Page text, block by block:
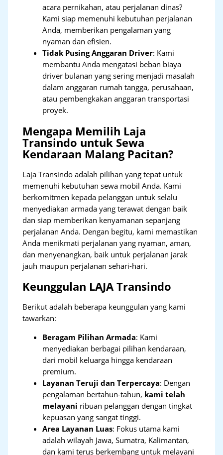
acara pernikahan, atau perjalanan dinas?
Kami siap memenuhi kebutuhan perjalanan
Anda, memberikan pengalaman yang
nyaman dan efisien.
Tidak Pusing Anggaran Driver: Kami
membantu Anda mengatasi beban biaya
driver bulanan yang sering menjadi masalah
dalam anggaran rumah tangga, perusahaan,
atau pembengkakan anggaran transportasi
proyek.
Mengapa Memilih Laja
Transindo untuk Sewa
Kendaraan Malang Pacitan?
Laja Transindo adalah pilihan yang tepat untuk
memenuhi kebutuhan sewa mobil Anda. Kami
berkomitmen kepada pelanggan untuk selalu
menyediakan armada yang terawat dengan baik
dan siap memberikan kenyamanan sepanjang
perjalanan Anda. Dengan begitu, kami memastikan
Anda menikmati perjalanan yang nyaman, aman,
dan menyenangkan, baik untuk perjalanan jarak
jauh maupun perjalanan sehari-hari.
Keunggulan LAJA Transindo
Berikut adalah beberapa keunggulan yang kami
tawarkan:
Beragam Pilihan Armada: Kami
menyediakan berbagai pilihan kendaraan,
dari mobil keluarga hingga kendaraan
premium.
Layanan Teruji dan Terpercaya: Dengan
pengalaman bertahun-tahun, kami telah
melayani ribuan pelanggan dengan tingkat
kepuasan yang sangat tinggi.
Area Layanan Luas: Fokus utama kami
adalah wilayah Jawa, Sumatra, Kalimantan,
dan kami terus berkembang untuk melayani